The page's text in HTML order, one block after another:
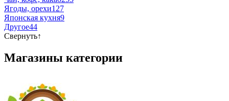
Ягоды, орехи127
Японская кухня9
Другое44
Свернуть↑
Магазины категории